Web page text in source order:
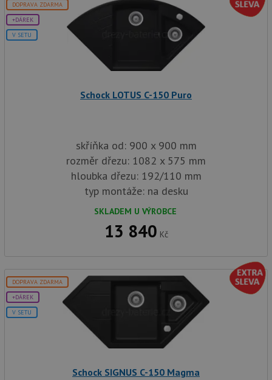
DOPRAVA ZDARMA
+DÁREK
V SETU
Schock LOTUS C-150 Puro
skříňka od: 900 x 900 mm
rozměr dřezu: 1082 x 575 mm
hloubka dřezu: 192/110 mm
typ montáže: na desku
SKLADEM U VÝROBCE
13 840 Kč
DOPRAVA ZDARMA
+DÁREK
V SETU
Schock SIGNUS C-150 Magma